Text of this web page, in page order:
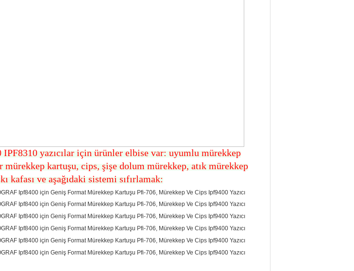
IPF8310 yazıcılar için ürünler elbise var: uyumlu mürekkep
kartuşu, cips, şişe dolum mürekkep, atık mürekkep
kafası ve aşağıdaki sistemi sıfırlamak: